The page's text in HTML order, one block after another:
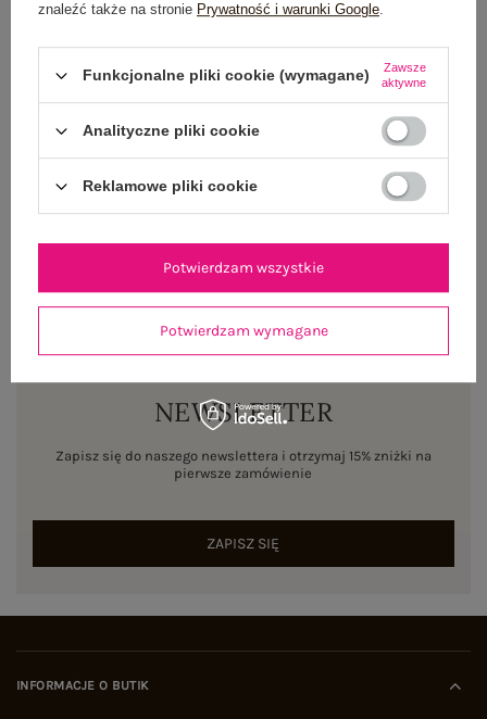
OPINIE O PRODUKCIE (0)
WYSYŁKA I DOSTAWA
ZWROTY I REKLAMACJE
NEWSLETTER
Zapisz się do naszego newslettera i otrzymaj 15% zniżki na
pierwsze zamówienie
ZAPISZ SIĘ
INFORMACJE O BUTIK
znaleźć także na stronie Prywatność i warunki Google.
Funkcjonalne pliki cookie (wymagane)
Zawsze
aktywne
Analityczne pliki cookie
Reklamowe pliki cookie
Potwierdzam wymagane
Potwierdzam wszystkie